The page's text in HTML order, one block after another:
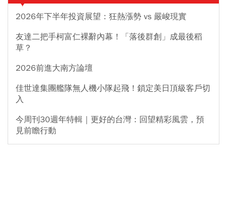
2026年下半年投資展望：狂熱漲勢 vs 嚴峻現實
友達二把手柯富仁裸辭內幕！「落後群創」成最後稻
草？
2026前進大南方論壇
佳世達集團艦隊無人機小隊起飛！鎖定美日頂級客戶切
入
今周刊30週年特輯｜更好的台灣：回望精彩風雲，預
見前瞻行動